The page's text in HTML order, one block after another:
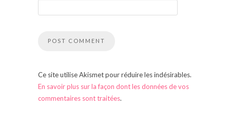
Ce site utilise Akismet pour réduire les indésirables.
En savoir plus sur la façon dont les données de vos
commentaires sont traitées.